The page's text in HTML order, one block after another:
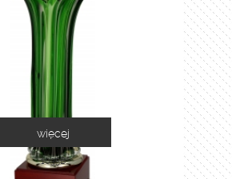
1035B
więcej